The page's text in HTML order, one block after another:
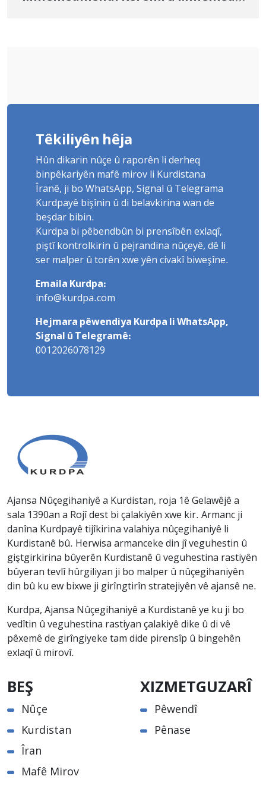
Têkiliyên hêja
Hûn dikarin nûçe û raporên li derheq
binpêkariyên mafê mirov li Kurdistana
Îranê, ji bo WhatsApp, Signal û Telegrama
Kurdpayê bişînin û di belavkirina wan de
beşdar bibin.
Kurdpa bi pêbendbûn bi prensîbên exlaqî,
piştî kontrolkirin û pejrandina nûçeyê, dê li
ser malper û torên xwe yên civakî biweşîne.
Emaila Kurdpa:
info@kurdpa.com
Hejmara pêwendiya Kurdpa li WhatsApp,
Signal û Telegramê:
0012026078129
Ajansa Nûçegihaniyê a Kurdistan, roja 1ê Gelawêjê a
sala 1390an a Rojî dest bi çalakiyên xwe kir. Armanc ji
danîna Kurdpayê tijîkirina valahiya nûçegihaniyê li
Kurdistanê bû. Herwisa armanceke din jî veguhestin û
giştgirkirina bûyerên Kurdistanê û veguhestina rastiyên
bûyeran tevlî hûrgiliyan ji bo malper û nûçegihaniyên
din bû ku ew bixwe ji girîngtirîn stratejiyên vê ajansê ne.
Kurdpa, Ajansa Nûçegihaniyê a Kurdistanê ye ku ji bo
vedîtin û veguhestina rastiyan çalakiyê dike û di vê
pêxemê de girîngiyeke tam dide pirensîp û bingehên
exlaqî û mirovî.
BEŞ
Nûçe
Kurdistan
Îran
Mafê Mirov
XIZMETGUZARÎ
Pêwendî
Pênase